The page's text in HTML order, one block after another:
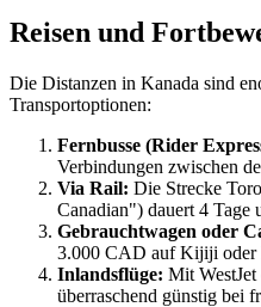
Reisen und
Die Distanzen in Kanada sind
Transportoptionen:
Fernbusse (Rider
Verbindungen zwischen
Via Rail: Die Strecke
Canadian") dauert 4 Tage
Gebrauchtwagen oder
3.000 CAD auf Kijiji oder
Inlandsflüge: Mit
überraschend günstig bei